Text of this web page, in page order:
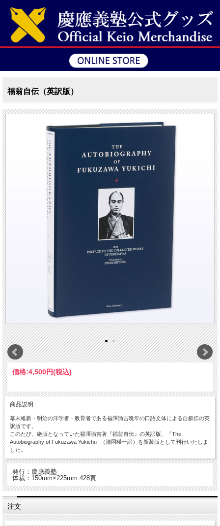
福翁自伝（英訳版）
価格:4,500円(税込)
商品説明
幕末維新・明治の洋学者・教育者である福澤諭吉晩年の口語文体による自叙伝の英
訳版です。
このたび、絶版となっていた福澤諭吉著『福翁自伝』の英訳版、『The
Autobiography of Fukuzawa Yukichi』（清岡暎一訳）を新装版として刊行いたしま
した。
発行：慶應義塾
体裁：150mm×225mm 428頁
注文